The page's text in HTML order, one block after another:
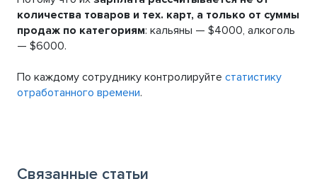
количества товаров и тех. карт, а только от суммы
продаж по категориям: кальяны — $4000, алкоголь
— $6000.
По каждому сотруднику контролируйте статистику
отработанного времени.
Связанные статьи